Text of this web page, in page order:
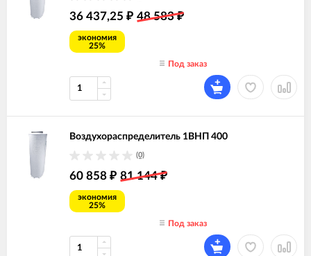
36 437,25 ₽ 48 583₽
экономия
25%
Под заказ
Воздухораспределитель 1ВНП 400
(0)
60 858 ₽ 81 144₽
экономия
25%
Под заказ